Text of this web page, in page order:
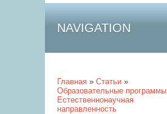
NAVIGATION
Главная » Статьи »
Образовательные программы
Естественнонаучная
направленность